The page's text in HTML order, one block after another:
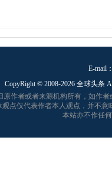
E-mail
CopyRight © 2008-2026 全球头条
作者或者来源机构所有，如作
点仅代表作者本人观点，并不
本站亦不作任